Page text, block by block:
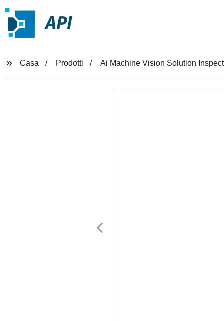
API
Casa Prodotti Ai Machine Vision Solution